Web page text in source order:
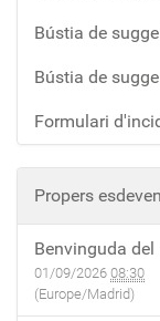
Bústia de
Bústia de
Formulari
Propers
Benvinguda
01/09/2026 08:30
(Europe/Madrid)